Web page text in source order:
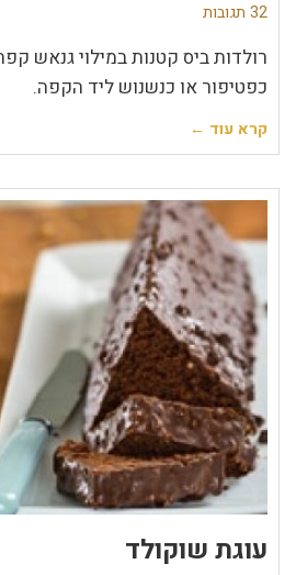
32 תגובות
רולדות ביס קטנות במילוי גנאש
כפטיפור או כנשנוש ליד הקפה.
קרא עוד ←
עוגת שוקולד